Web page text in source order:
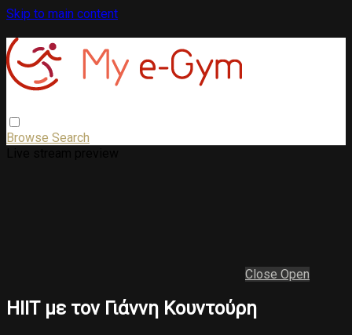
Skip to main content
Browse Search
Close Open
HIIT με τον Γιάννη Κουντούρη